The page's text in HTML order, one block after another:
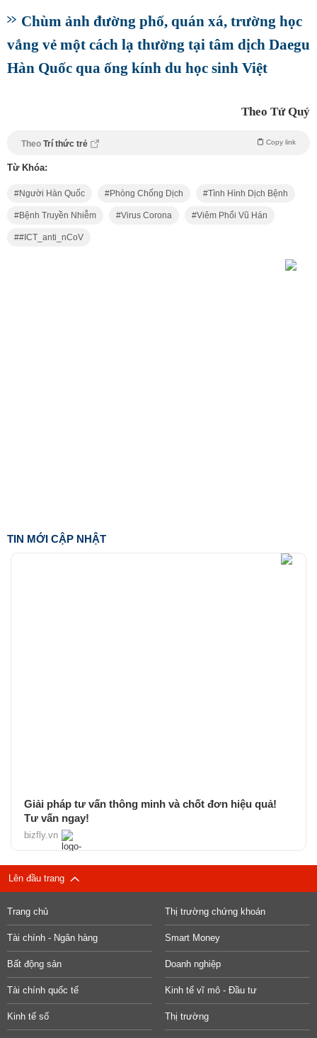
Chùm ảnh đường phố, quán xá, trường học
vắng vẻ một cách lạ thường tại tâm dịch Daegu
Hàn Quốc qua ống kính du học sinh Việt
Theo Tứ Quý
Theo Trí thức trẻ Copy link
Từ Khóa:
Người Hàn Quốc Phòng Chống Dịch Tình Hình Dịch Bệnh
Bệnh Truyền Nhiễm Virus Corona Viêm Phổi Vũ Hán
#ICT_anti_nCoV
TIN MỚI CẬP NHẬT
Giải pháp tư vấn thông minh và chốt đơn hiệu quả!
Tư vấn ngay!
bizfly.vn
Lên đầu trang
Trang chủ Thị trường chứng khoán
Tài chính - Ngân hàng Smart Money
Bất động sản Doanh nghiệp
Tài chính quốc tế Kinh tế vĩ mô - Đầu tư
Kinh tế số Thị trường